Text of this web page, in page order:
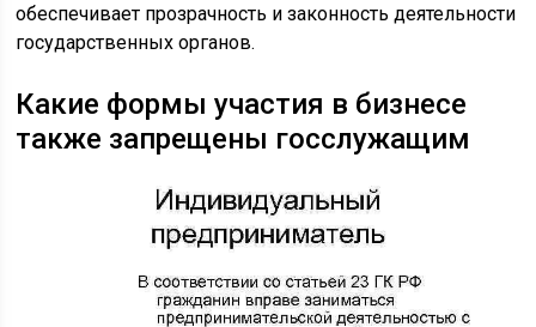
обеспечивает прозрачность и законность деятельности
государственных органов.
Какие формы участия в бизнесе
также запрещены госслужащим